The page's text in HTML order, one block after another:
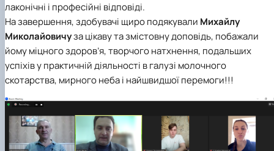
лаконічні і професійні відповіді.
На завершення, здобувачі щиро подякували Михайлу
Миколайовичуза цікаву та змістовну доповідь, побажали
йому міцного здоров’я, творчого натхнення, подальших
успіхів у практичній діяльності в галузі молочного
скотарства, мирного неба і найшвидшої перемоги!!!